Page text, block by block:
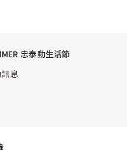
忠泰動生活節
息